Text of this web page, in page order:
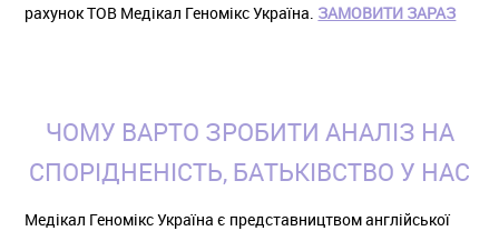
рахунок ТОВ Медікал Геномікс Україна. ЗАМОВИТИ ЗАРАЗ
ЧОМУ ВАРТО ЗРОБИТИ АНАЛІЗ НА
СПОРІДНЕНІСТЬ, БАТЬКІВСТВО У НАС
Медікал Геномікс Україна є представництвом англійської